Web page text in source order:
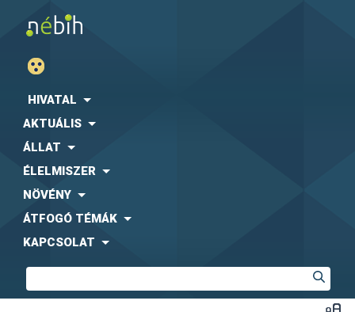
HIVATAL
AKTUÁLIS
ÁLLAT
ÉLELMISZER
NÖVÉNY
ÁTFOGÓ TÉMÁK
KAPCSOLAT